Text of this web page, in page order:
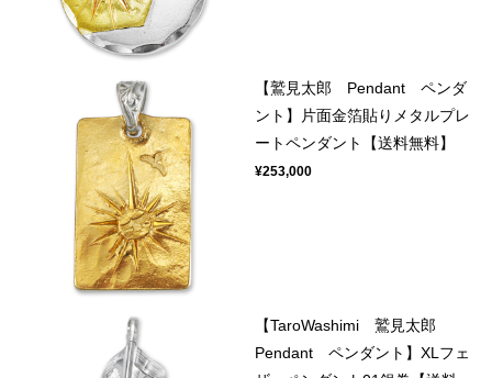
【鷲見太郎 Pendant ペンダ
ント】片面金箔貼りメタルプレ
ートペンダント【送料無料】
¥253,000
【TaroWashimi 鷲見太郎
Pendant ペンダント】XLフェ